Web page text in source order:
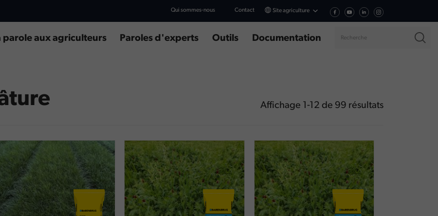
Qui sommes-nous Contact Site agriculture
parole aux agriculteurs Paroles d'experts Outils Documentation
Affichage 1-12 de 99 résultats